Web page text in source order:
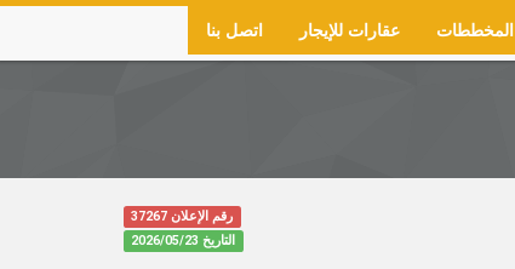
اتصل بنا عقارات للإيجار المخططات
رقم الإعلان 37267
التاريخ 2026/05/23